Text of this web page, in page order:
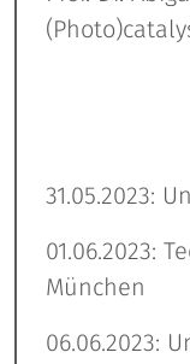
31.05.2023:
01.06.2023:
München
06.06.2023: